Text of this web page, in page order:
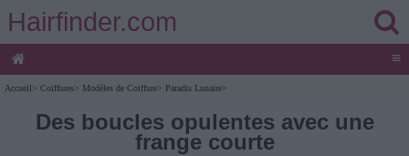
Hairfinder.com
≡
Accueil> Coiffures> Modèles de Coiffure> Paradis Lunaire>
Des boucles opulentes avec une
frange courte